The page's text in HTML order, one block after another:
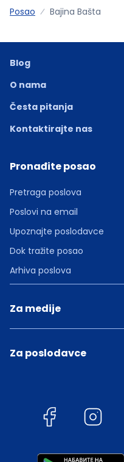
Posao Bajina Bašta
Blog
O nama
Česta pitanja
Kontaktirajte nas
Pronađite posao
Pretraga poslova
Poslovi na email
Upoznajte poslodavce
Dok tražite posao
Arhiva poslova
Za medije
Za poslodavce